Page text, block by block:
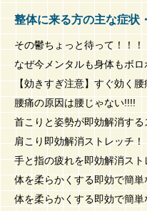
整体に来る方の主な症状
その鬱ちょっと待って！！！
なぜ今メンタルも身体もボ
【効きすぎ注意】すぐ効く腰
腰痛の原因は腰じゃない!!!!
首こりと姿勢が即効解消する
肩こり即効解消ストレッチ！
手と指の疲れを即効解消スト
体を柔らかくする即効で簡
体を柔らかくする即効で簡